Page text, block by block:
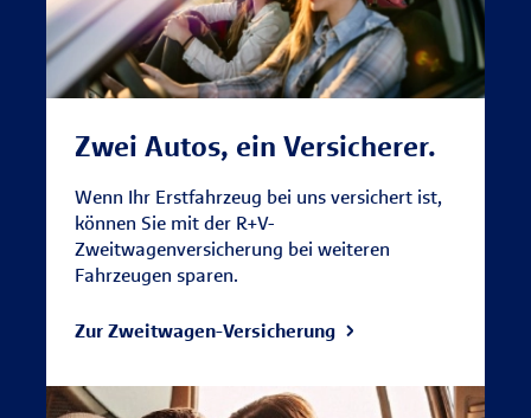
Zwei Autos, ein Versicherer.
Wenn Ihr Erstfahrzeug bei uns versichert ist,
können Sie mit der R+V-
Zweitwagenversicherung bei weiteren
Fahrzeugen sparen.
Zur Zweitwagen-Versicherung